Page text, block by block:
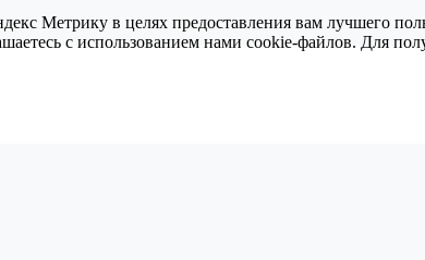
Метрику в целях предоставления вам лучшего
с использованием нами cookie-файлов. Для